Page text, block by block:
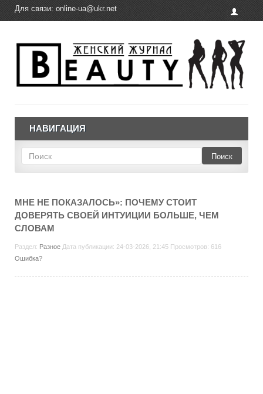
Для связи: online-ua@ukr.net
НАВИГАЦИЯ
Поиск
МНЕ НЕ ПОКАЗАЛОСЬ»: ПОЧЕМУ СТОИТ
ДОВЕРЯТЬ СВОЕЙ ИНТУИЦИИ БОЛЬШЕ, ЧЕМ
СЛОВАМ
Раздел: Разное Дата публикации: 24-03-2026, 21:45 Просмотров: 616
Ошибка?